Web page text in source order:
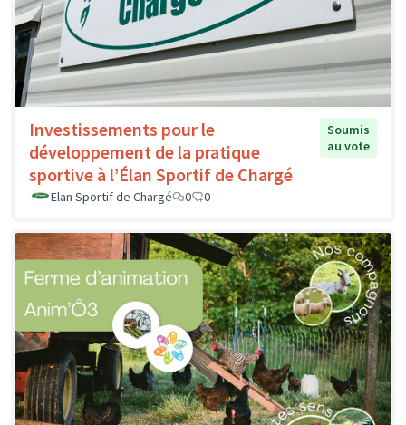
Investissements pour le
développement de la pratique
sportive à l’Élan Sportif de Chargé
Soumis
au vote
Elan Sportif de Chargé 0 0